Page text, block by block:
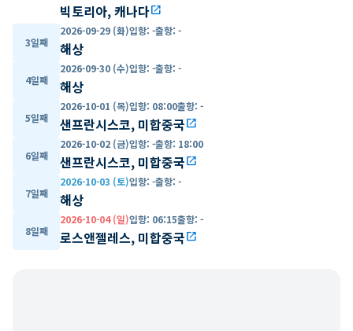
빅토리아, 캐나다open_in_new
3일째
2026-09-29 (화)입항: -출항: -
해상
4일째
2026-09-30 (수)입항: -출항: -
해상
5일째
2026-10-01 (목)입항: 08:00출항: -
샌프란시스코, 미합중국open_in_new
6일째
2026-10-02 (금)입항: -출항: 18:00
샌프란시스코, 미합중국open_in_new
7일째
2026-10-03 (토)입항: -출항: -
해상
8일째
2026-10-04 (일)입항: 06:15출항: -
로스앤젤레스, 미합중국open_in_new